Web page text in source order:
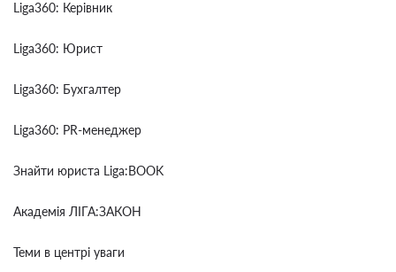
Liga360: Керівник
Liga360: Юрист
Liga360: Бухгалтер
Liga360: PR-менеджер
Знайти юриста Liga:BOOK
Академія ЛІГА:ЗАКОН
Теми в центрі уваги